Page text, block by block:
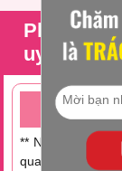
Phòng
uy tín,
TƯ VẤN
** Nếu không có
qua số Hotline: